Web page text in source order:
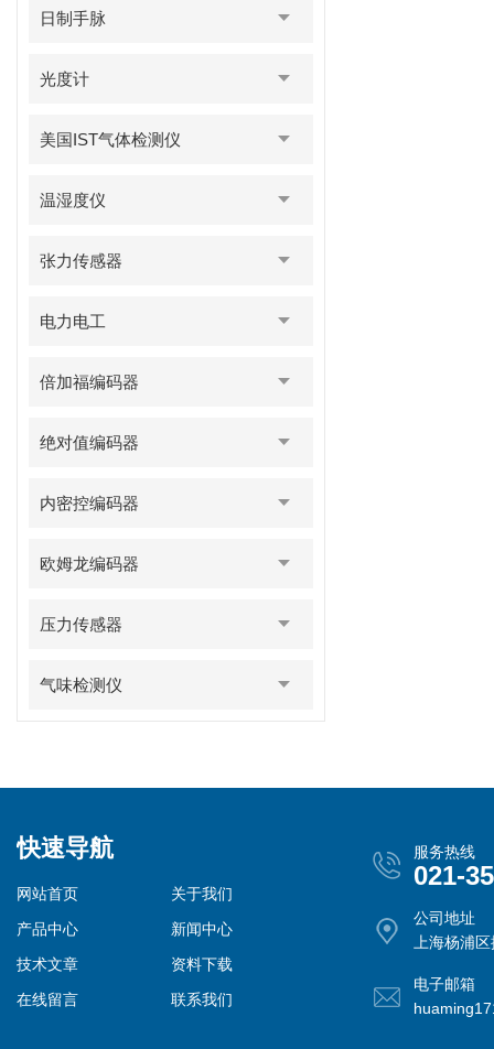
日制手脉
光度计
美国IST气体检测仪
温湿度仪
张力传感器
电力电工
倍加福编码器
绝对值编码器
内密控编码器
欧姆龙编码器
压力传感器
气味检测仪
快速导航
网站首页
关于我们
产品中心
新闻中心
技术文章
资料下载
在线留言
联系我们
服务热线
021-
公司地址
上海杨浦
电子邮箱